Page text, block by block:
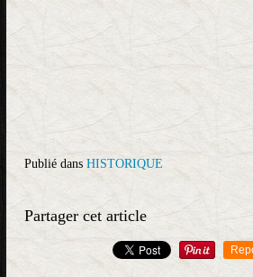
Publié dans HISTORIQUE
Partager cet article